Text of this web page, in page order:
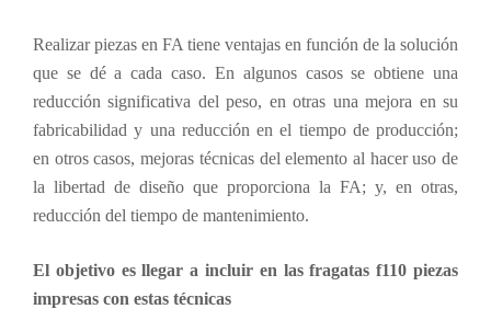
Realizar piezas en FA tiene ventajas en función de la solución
que se dé a cada caso. En algunos casos se obtiene una
reducción significativa del peso, en otras una mejora en su
fabricabilidad y una reducción en el tiempo de producción;
en otros casos, mejoras técnicas del elemento al hacer uso de
la libertad de diseño que proporciona la FA; y, en otras,
reducción del tiempo de mantenimiento.
El objetivo es llegar a incluir en las fragatas f110 piezas
impresas con estas técnicas